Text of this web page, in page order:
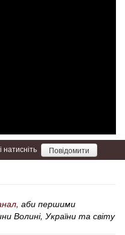
натисніть Повідомити
, аби першими
Волині, України та світу